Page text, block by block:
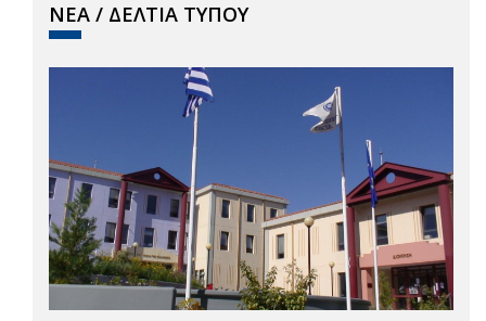
ΝΕΑ / ΔΕΛΤΙΑ ΤΥΠΟΥ